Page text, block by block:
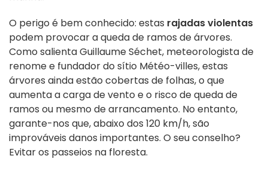
O perigo é bem conhecido: estas rajadas violentas
podem provocar a queda de ramos de árvores.
Como salienta Guillaume Séchet, meteorologista de
renome e fundador do sítio Météo-villes, estas
árvores ainda estão cobertas de folhas, o que
aumenta a carga de vento e o risco de queda de
ramos ou mesmo de arrancamento. No entanto,
garante-nos que, abaixo dos 120 km/h, são
improváveis danos importantes. O seu conselho?
Evitar os passeios na floresta.